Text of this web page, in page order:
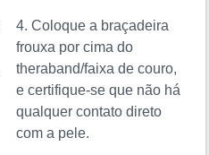
4. Coloque a braçadeira
frouxa por cima do
theraband/faixa de couro,
e certifique-se que não há
qualquer contato direto
com a pele.